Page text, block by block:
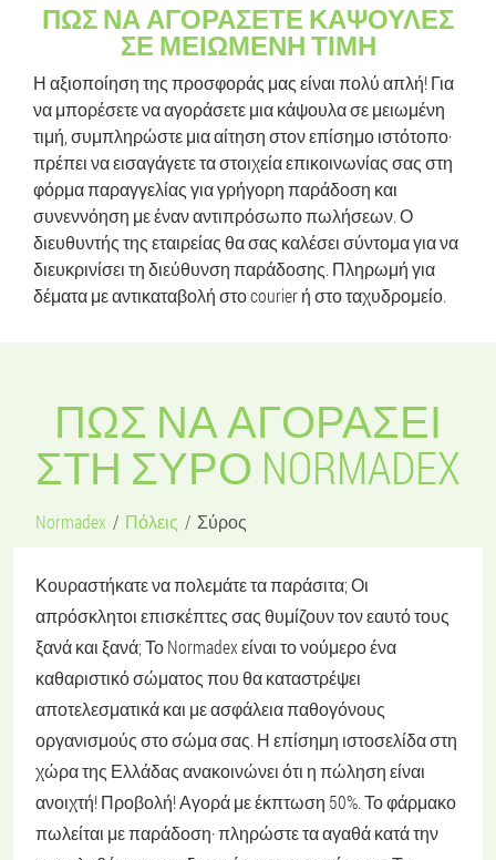
ΠΏΣ ΝΑ ΑΓΟΡΆΣΕΤΕ ΚΆΨΟΥΛΕΣ
ΣΕ ΜΕΙΩΜΈΝΗ ΤΙΜΉ
Η αξιοποίηση της προσφοράς μας είναι πολύ απλή! Για
να μπορέσετε να αγοράσετε μια κάψουλα σε μειωμένη
τιμή, συμπληρώστε μια αίτηση στον επίσημο ιστότοπο·
πρέπει να εισαγάγετε τα στοιχεία επικοινωνίας σας στη
φόρμα παραγγελίας για γρήγορη παράδοση και
συνεννόηση με έναν αντιπρόσωπο πωλήσεων. Ο
διευθυντής της εταιρείας θα σας καλέσει σύντομα για να
διευκρινίσει τη διεύθυνση παράδοσης. Πληρωμή για
δέματα με αντικαταβολή στο courier ή στο ταχυδρομείο.
ΠΏΣ ΝΑ ΑΓΟΡΆΣΕΙ
ΣΤΗ ΣΎΡΟ NORMADEX
Normadex Πόλεις Σύρος
Κουραστήκατε να πολεμάτε τα παράσιτα; Οι
απρόσκλητοι επισκέπτες σας θυμίζουν τον εαυτό τους
ξανά και ξανά; Το Normadex είναι το νούμερο ένα
καθαριστικό σώματος που θα καταστρέψει
αποτελεσματικά και με ασφάλεια παθογόνους
οργανισμούς στο σώμα σας. Η επίσημη ιστοσελίδα στη
χώρα της Ελλάδας ανακοινώνει ότι η πώληση είναι
ανοιχτή! Προβολή! Αγορά με έκπτωση 50%. Το φάρμακο
πωλείται με παράδοση· πληρώστε τα αγαθά κατά την